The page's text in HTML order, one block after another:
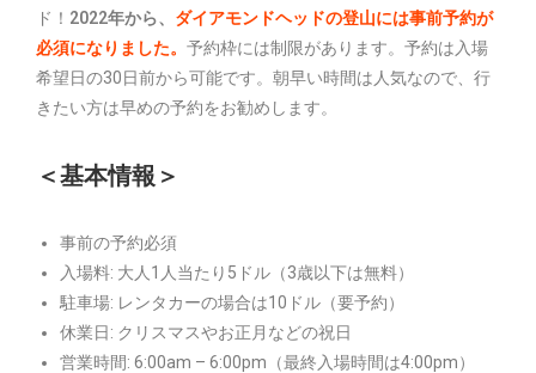
ド！ 2022年から、 ダイアモンドヘッドの登山には事前予約が
必須になりました。 予約枠には制限があります。予約は入場
希望日の30日前から可能です。朝早い時間は人気なので、行
きたい方は早めの予約をお勧めします。
＜基本情報＞
事前の予約必須
入場料: 大人1人当たり5ドル（3歳以下は無料）
駐車場: レンタカーの場合は10ドル（要予約）
休業日: クリスマスやお正月などの祝日
営業時間: 6:00am – 6:00pm（最終入場時間は4:00pm）